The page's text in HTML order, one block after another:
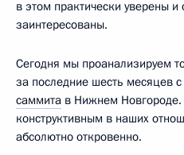
в этом практически уверены и
заинтересованы.
Сегодня мы проанализируем
за последние шесть месяцев
саммита в Нижнем Новгороде.
конструктивным в наших
абсолютно откровенно.